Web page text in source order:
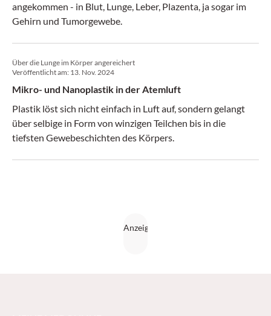
angekommen - in Blut, Lunge, Leber, Plazenta, ja sogar im
Gehirn und Tumorgewebe.
Über die Lunge im Körper angereichert
Veröffentlicht am: 13. Nov. 2024
Mikro- und Nanoplastik in der Atemluft
Plastik löst sich nicht einfach in Luft auf, sondern gelangt
über selbige in Form von winzigen Teilchen bis in die
tiefsten Gewebeschichten des Körpers.